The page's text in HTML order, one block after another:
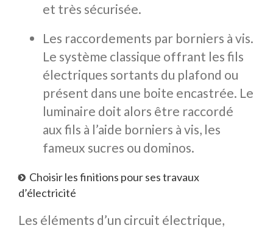
et très sécurisée.
Les raccordements par borniers à vis.
Le système classique offrant les fils
électriques sortants du plafond ou
présent dans une boite encastrée. Le
luminaire doit alors être raccordé
aux fils à l’aide borniers à vis, les
fameux sucres ou dominos.
Choisir les finitions pour ses travaux
d’électricité
Les éléments d’un circuit électrique,